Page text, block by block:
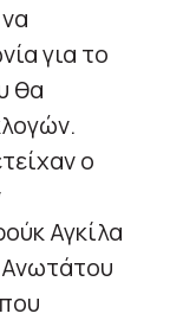
για το
θα
ο
Αγκίλα